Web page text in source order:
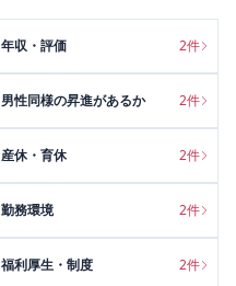
年収・評価 2件
男性同様の昇進があるか 2件
産休・育休 2件
勤務環境 2件
福利厚生・制度 2件